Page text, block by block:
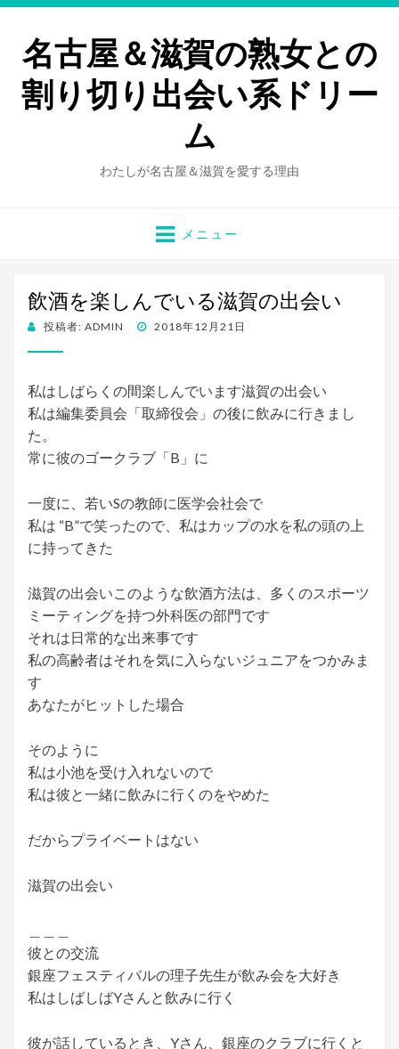
名古屋＆滋賀の熟女との
割り切り出会い系ドリー
ム
わたしが名古屋＆滋賀を愛する理由
メニュー
飲酒を楽しんでいる滋賀の出会い
投稿者: ADMIN
投 2018年12月21日
私はしばらくの間楽しんでいます滋賀の出会い
私は編集委員会「取締役会」の後に飲みに行きまし
た。
常に彼のゴークラブ「B」に
一度に、若いSの教師に医学会社会で
私は “B”で笑ったので、私はカップの水を私の頭の上
に持ってきた
滋賀の出会いこのような飲酒方法は、多くのスポーツ
ミーティングを持つ外科医の部門です
それは日常的な出来事です
私の高齢者はそれを気に入らないジュニアをつかみま
す
あなたがヒットした場合
そのように
私は小池を受け入れないので
私は彼と一緒に飲みに行くのをやめた
だからプライベートはない
滋賀の出会い
彼との交流
銀座フェスティバルの理子先生が飲み会を大好き
私はしばしばYさんと飲みに行く
彼が話しているとき、Yさん、銀座のクラブに行くと